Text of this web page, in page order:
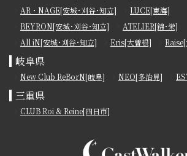
AR・NAGE[安城･刈谷･知立]
LUCE[東海]
BEYRON[安城･刈谷･知立]
ATELIER[錦･栄]
All iN[安城･刈谷･知立]
Eris[大曽根]
岐阜県
New Club ReBorN[岐阜] NEO[多治見]
三重県
CLUB Roi & Reine[四日市]